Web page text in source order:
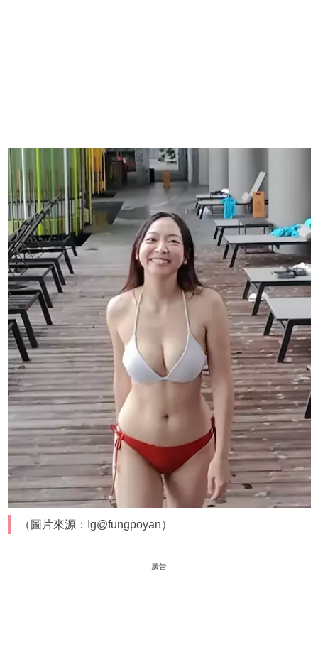
（圖片來源：Ig@fungpoyan）
廣告